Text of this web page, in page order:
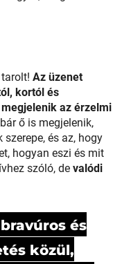
Az üzenet
kortól és
megjelenik az érzelmi
ő is megjelenik,
és az, hogy
hogyan eszi és mit
szóló, de valódi
és
közül,